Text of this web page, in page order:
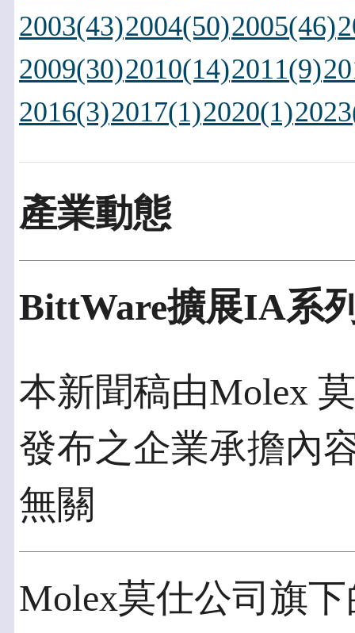
2003(43)2004(50)2005(46)
2009(30)2010(14)2011(9)
2016(3)2017(1)2020(1)
產業動態
BittWare擴展IA系
本新聞稿由Molex
發布之企業承擔內
無關
Molex莫仕公司旗